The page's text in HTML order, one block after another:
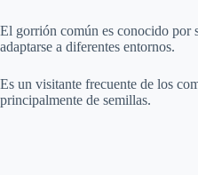
El gorrión común es conocido por
adaptarse a diferentes entornos.
Es un visitante frecuente de los
principalmente de semillas.